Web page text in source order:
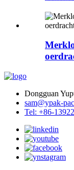
Dongguan
sam@ypak-
Tel: +86-